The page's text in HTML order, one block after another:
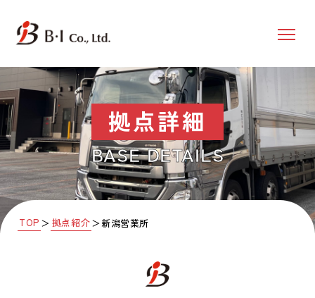
拠点詳細
BASE DETAILS
TOP ＞ 拠点紹介＞新潟営業所